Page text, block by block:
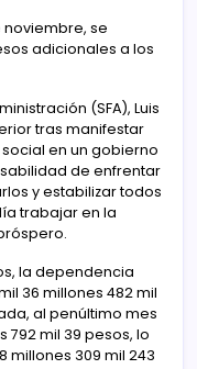
noviembre, se
adicionales a los
(SFA), Luis
tras manifestar
en un gobierno
de enfrentar
y estabilizar todos
trabajar en la
la dependencia
36 millones 482 mil
al penúltimo mes
792 mil 39 pesos, lo
millones 309 mil 243